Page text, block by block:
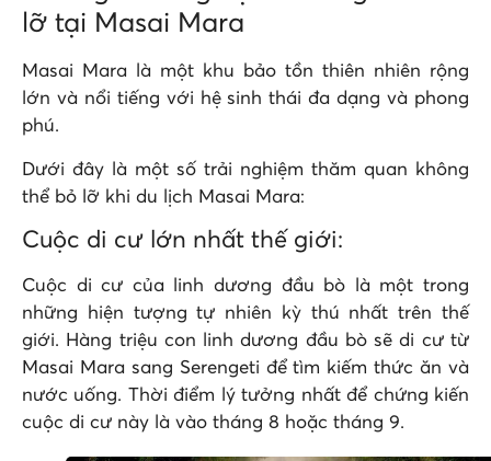
lỡ tại Masai Mara
Masai Mara là một khu bảo tồn thiên nhiên rộng
lớn và nổi tiếng với hệ sinh thái đa dạng và phong
phú.
Dưới đây là một số trải nghiệm thăm quan không
thể bỏ lỡ khi du lịch Masai Mara:
Cuộc di cư lớn nhất thế giới:
Cuộc di cư của linh dương đầu bò là một trong
những hiện tượng tự nhiên kỳ thú nhất trên thế
giới. Hàng triệu con linh dương đầu bò sẽ di cư từ
Masai Mara sang Serengeti để tìm kiếm thức ăn và
nước uống. Thời điểm lý tưởng nhất để chứng kiến
cuộc di cư này là vào tháng 8 hoặc tháng 9.